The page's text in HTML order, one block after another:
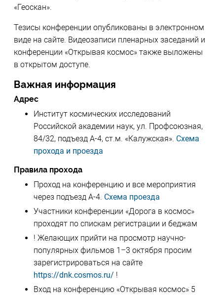
«Геоскан».
Тезисы конференции опубликованы в электронном
виде на сайте. Видеозаписи пленарных заседаний и
конференции «Открывая космос» также выложены
в открытом доступе.
Важная информация
Адрес
Институт космических исследований
Российской академии наук, ул. Профсоюзная,
84/32, подъезд А-4, ст.м. «Калужская». Схема
прохода и проезда
Правила прохода
Проход на конференцию и все мероприятия
через подъезд А-4. Схема проезда
Участники конференции «Дорога в космос»
проходят по спискам регистрации и беджам
! Желающих прийти на просмотр научно-
популярных фильмов 1–3 октября просим
зарегистрироваться на сайте
https://dnk.cosmos.ru/ !
Вход на конференцию «Открывая космос» 5